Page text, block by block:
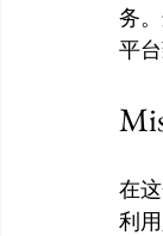
务
在
利